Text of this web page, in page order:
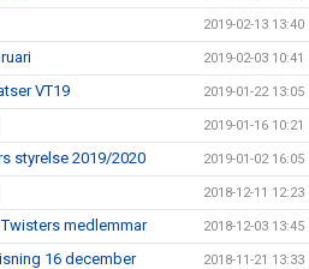
2019-02-13 13:40
2019-02-03 10:41
VT19 2019-01-22 13:05
2019-01-16 10:21
styrelse 2019/2020 2019-01-02 16:05
2018-12-11 12:23
medlemmar 2018-12-03 13:45
16 december 2018-11-21 13:33